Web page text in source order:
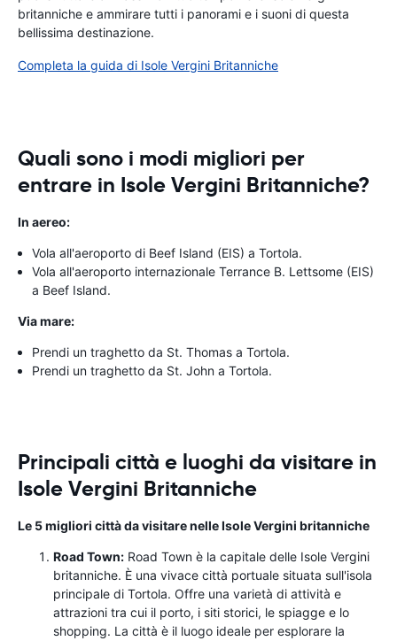
britanniche e ammirare tutti i panorami e i suoni di questa
bellissima destinazione.
Completa la guida di Isole Vergini Britanniche
Quali sono i modi migliori per
entrare in Isole Vergini Britanniche?
In aereo:
Vola all'aeroporto di Beef Island (EIS) a Tortola.
Vola all'aeroporto internazionale Terrance B. Lettsome (EIS)
a Beef Island.
Via mare:
Prendi un traghetto da St. Thomas a Tortola.
Prendi un traghetto da St. John a Tortola.
Principali città e luoghi da visitare in
Isole Vergini Britanniche
Le 5 migliori città da visitare nelle Isole Vergini britanniche
Road Town: Road Town è la capitale delle Isole Vergini
britanniche. È una vivace città portuale situata sull'isola
principale di Tortola. Offre una varietà di attività e
attrazioni tra cui il porto, i siti storici, le spiagge e lo
shopping. La città è il luogo ideale per esplorare la